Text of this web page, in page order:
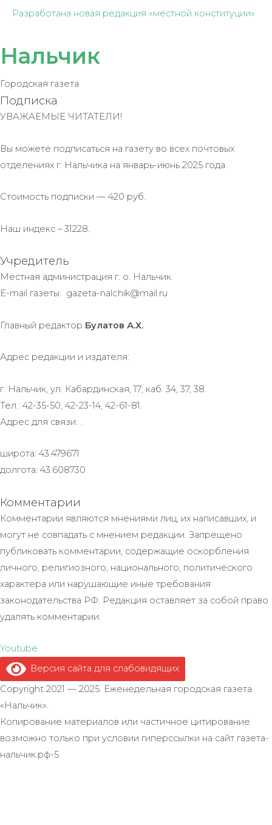
Разработана новая редакция «местной конституции»
Нальчик
Городская газета
Подписка
УВАЖАЕМЫЕ ЧИТАТЕЛИ!
Вы можете подписаться на газету во всех почтовых
отделениях г. Нальчика на январь-июнь 2025 года.
Стоимость подписки — 420 руб.
Наш индекс – 31228.
Учредитель
Местная администрация г. о. Нальчик.
E-mail газеты: gazeta-nalchik@mail.ru
Главный редактор Булатов А.Х.
Адрес редакции и издателя:
г. Нальчик, ул. Кабардинская, 17; каб. 34, 37, 38.
Тел.: 42-35-50, 42-23-14, 42-61-81.
Адрес для связи: .
широта: 43.479671
долгота: 43.608730
Комментарии
Комментарии являются мнениями лиц, их написавших, и
могут не совпадать с мнением редакции. Запрещено
публиковать комментарии, содержащие оскорбления
личного, религиозного, национального, политического
характера или нарушающие иные требования
законодательства РФ. Редакция оставляет за собой право
удалять комментарии.
Youtube
Версия сайта для слабовидящих
.
Copyright 2021 — 2025. Еженедельная городская газета
«Нальчик».
Копирование материалов или частичное цитирование
возможно только при условии гиперссылки на сайт газета-
нальчик.рф-5